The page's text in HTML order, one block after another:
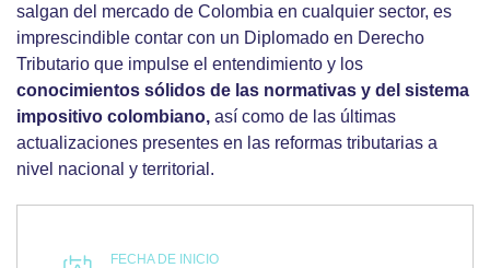
salgan del mercado de Colombia en cualquier sector, es
imprescindible contar con un Diplomado en Derecho
Tributario que impulse el entendimiento y los
conocimientos sólidos de las normativas y del sistema
impositivo colombiano, así como de las últimas
actualizaciones presentes en las reformas tributarias a
nivel nacional y territorial.
FECHA DE INICIO